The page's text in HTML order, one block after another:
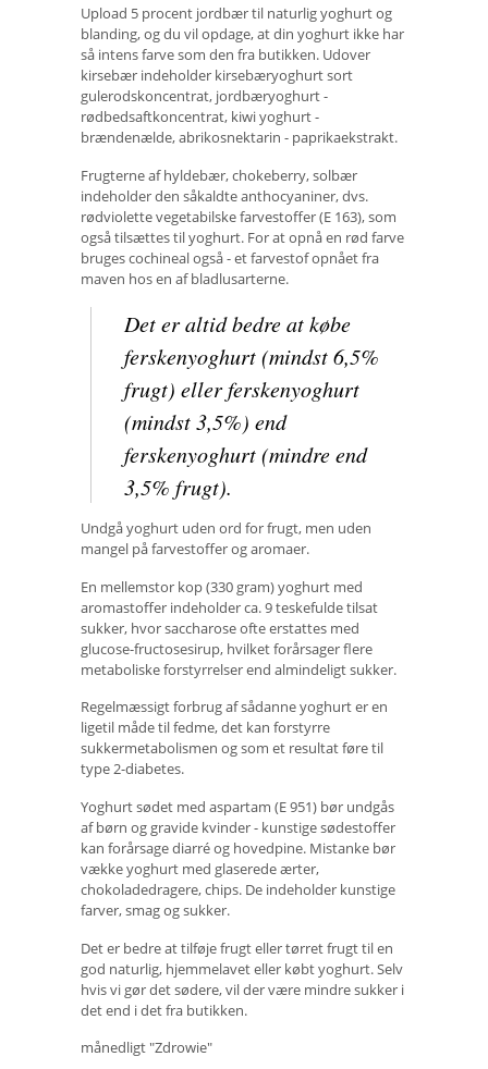
Upload 5 procent jordbær til naturlig yoghurt og
blanding, og du vil opdage, at din yoghurt ikke har
så intens farve som den fra butikken. Udover
kirsebær indeholder kirsebæryoghurt sort
gulerodskoncentrat, jordbæryoghurt -
rødbedsaftkoncentrat, kiwi yoghurt -
brændenælde, abrikosnektarin - paprikaekstrakt.
Frugterne af hyldebær, chokeberry, solbær
indeholder den såkaldte anthocyaniner, dvs.
rødviolette vegetabilske farvestoffer (E 163), som
også tilsættes til yoghurt. For at opnå en rød farve
bruges cochineal også - et farvestof opnået fra
maven hos en af ​​bladlusarterne.
Det er altid bedre at købe
ferskenyoghurt (mindst 6,5%
frugt) eller ferskenyoghurt
(mindst 3,5%) end
ferskenyoghurt (mindre end
3,5% frugt).
Undgå yoghurt uden ord for frugt, men uden
mangel på farvestoffer og aromaer.
En mellemstor kop (330 gram) yoghurt med
aromastoffer indeholder ca. 9 teskefulde tilsat
sukker, hvor saccharose ofte erstattes med
glucose-fructosesirup, hvilket forårsager flere
metaboliske forstyrrelser end almindeligt sukker.
Regelmæssigt forbrug af sådanne yoghurt er en
ligetil måde til fedme, det kan forstyrre
sukkermetabolismen og som et resultat føre til
type 2-diabetes.
Yoghurt sødet med aspartam (E 951) bør undgås
af børn og gravide kvinder - kunstige sødestoffer
kan forårsage diarré og hovedpine. Mistanke bør
vække yoghurt med glaserede ærter,
chokoladedragere, chips. De indeholder kunstige
farver, smag og sukker.
Det er bedre at tilføje frugt eller tørret frugt til en
god naturlig, hjemmelavet eller købt yoghurt. Selv
hvis vi gør det sødere, vil der være mindre sukker i
det end i det fra butikken.
månedligt "Zdrowie"